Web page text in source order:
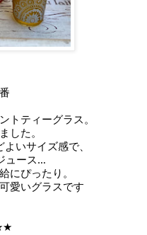
トティーグラス。
した。
いサイズ感で、
ュース…
にぴったり。
愛いグラスです